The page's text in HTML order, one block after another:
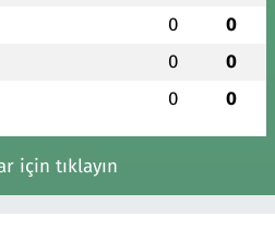
0 0
0 0
0 0
için tıklayın